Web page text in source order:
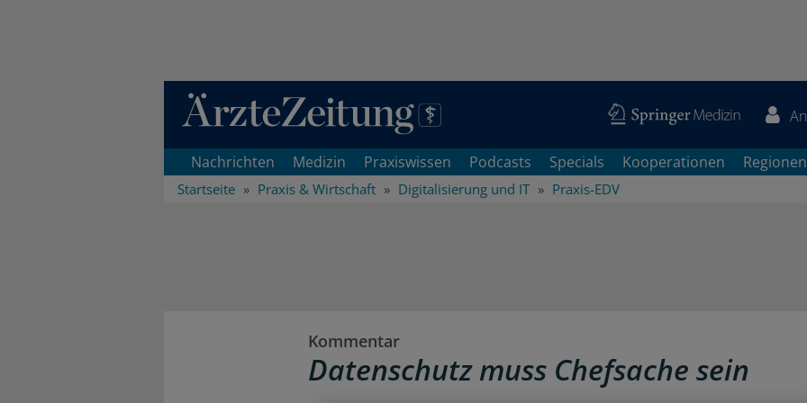
Direkt zum Inhaltsbereich
Nachrichten Medizin Praxiswissen Podcasts Specials Kooperationen Regionen
Startseite Praxis & Wirtschaft Digitalisierung und IT Praxis-EDV
Kommentar
Datenschutz muss Chefsache sein